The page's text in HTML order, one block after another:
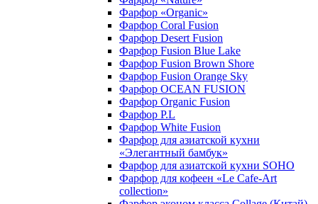
Фарфор «Organic»
Фарфор Coral Fusion
Фарфор Desert Fusion
Фарфор Fusion Blue Lake
Фарфор Fusion Brown Shore
Фарфор Fusion Orange Sky
Фарфор OCEAN FUSION
Фарфор Organic Fusion
Фарфор P.L
Фарфор White Fusion
Фарфор для азиатской кухни
«Элегантный бамбук»
Фарфор для азиатской кухни SOHO
Фарфор для кофеен «Le Cafe-Art
collection»